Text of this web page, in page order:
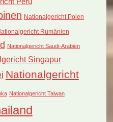
Nationalgericht Polen
Rumänien
Nationalgericht Saudi-Arabien
Singapur
Nationalgericht
Nationalgericht Taiwan